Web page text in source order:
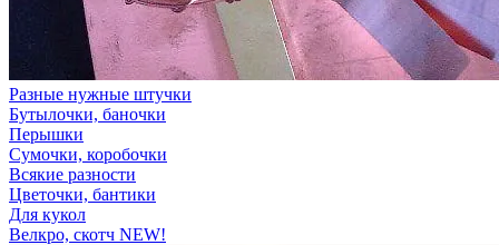
Разные нужные штучки
Бутылочки, баночки
Перышки
Сумочки, коробочки
Всякие разности
Цветочки, бантики
Для кукол
Велкро, скотч NEW!